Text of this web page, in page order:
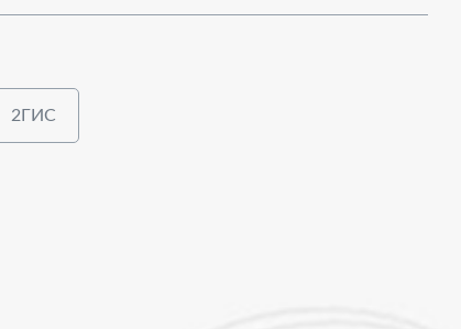
2ГИС